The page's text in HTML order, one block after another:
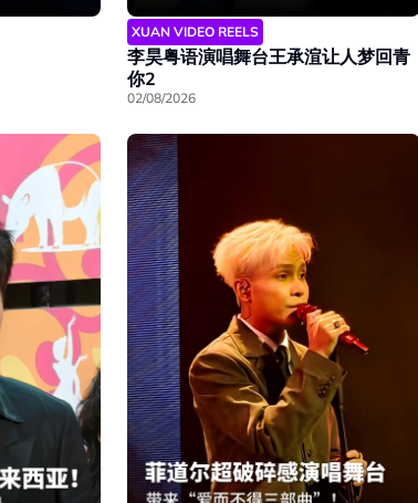
XUAN VIDEO REELS
李昊粤语演唱舞台王承渲让人梦回青
你2
02/08/2026